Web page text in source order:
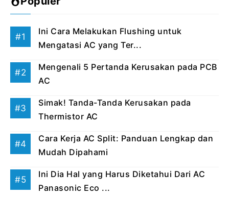
Ini Cara Melakukan Flushing untuk
Mengatasi AC yang Ter...
Mengenali 5 Pertanda Kerusakan pada PCB
AC
Simak! Tanda-Tanda Kerusakan pada
Thermistor AC
Cara Kerja AC Split: Panduan Lengkap dan
Mudah Dipahami
Ini Dia Hal yang Harus Diketahui Dari AC
Panasonic Eco ...